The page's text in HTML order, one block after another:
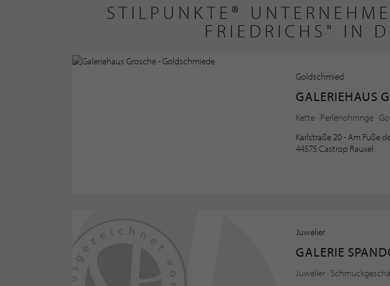
STILPUNKTE®
FRIEDRICHS" IN
Goldschmied
GALERIEHAUS
Kette · Perlenohrringe ·
Karlstraße 20 - Am Fuße
44575 Castrop Rauxel
Juwelier
GALERIE
Juwelier ·